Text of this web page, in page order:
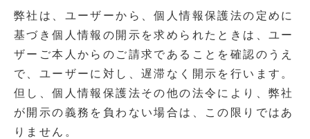
弊社は、ユーザーから、個人情報保護法の定めに
基づき個人情報の開示を求められたときは、ユー
ザーご本人からのご請求であることを確認のうえ
で、ユーザーに対し、遅滞なく開示を行います。
但し、個人情報保護法その他の法令により、弊社
が開示の義務を負わない場合は、この限りではあ
りません。